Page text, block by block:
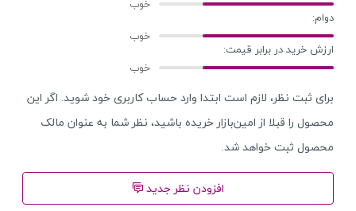
دوام:
ارزش خرید در برابر قیمت:
برای ثبت نظر، لازم است ابتدا وارد حساب کاربری خود شوید. اگر این
محصول را قبلا از امین‌بازار خریده باشید، نظر شما به عنوان مالک
محصول ثبت خواهد شد.
افزودن نظر جدید